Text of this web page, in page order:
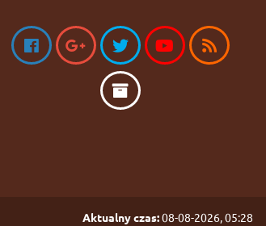
Aktualny czas:08-08-2026, 05:28